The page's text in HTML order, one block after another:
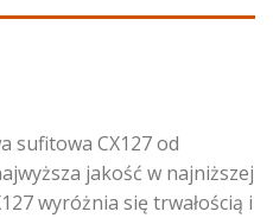
sufitowa CX127 od
jakość w najniższej
wyróżnia się trwałością i